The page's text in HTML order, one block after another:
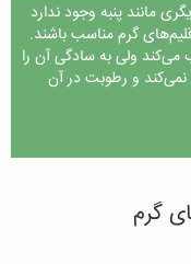
مانند پنبه وجود ندارد
گرم مناسب باشند.
ولی به سادگی آن را
نمی‌کند و رطوبت در آن
گرم